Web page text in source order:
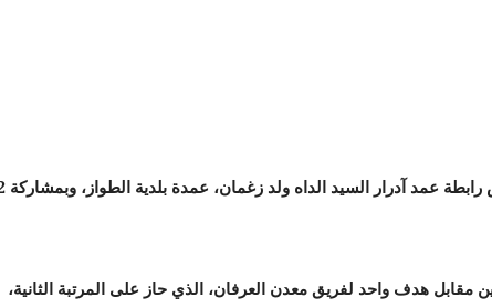
داخل الصالات
هدف واحد لفريق معدن العرفان، الذي حاز على المرتبة الثانية،